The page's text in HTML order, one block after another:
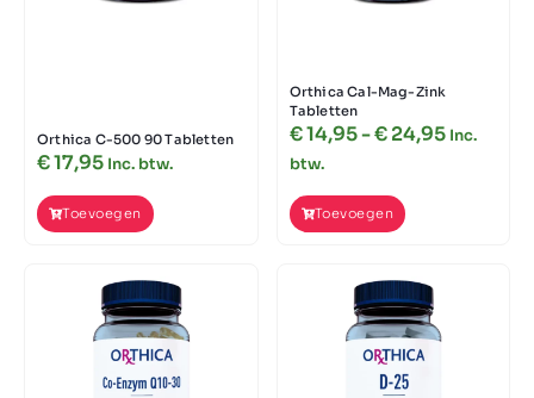
Orthica C-500 90 Tabletten
€17,95 Inc. btw.
Toevoegen
Orthica Cal-Mag-Zink
Tabletten
€14,95-€24,95 Inc.
btw.
Toevoegen